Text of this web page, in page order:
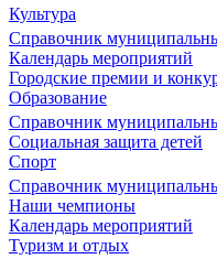
Культура
Справочник
Календарь мероприятий
Городские премии и
Образование
Справочник
Социальная защита детей
Спорт
Справочник
Наши чемпионы
Календарь мероприятий
Туризм и отдых